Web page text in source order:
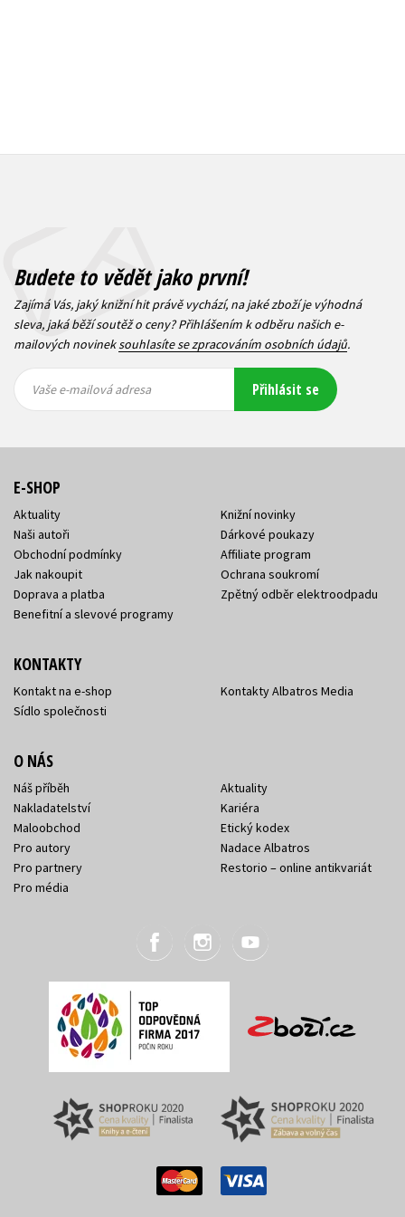
Budete to vědět jako první!
Zajímá Vás, jaký knižní hit právě vychází, na jaké zboží je výhodná
sleva, jaká běží soutěž o ceny? Přihlášením k odběru našich e-
mailových novineksouhlasíte se zpracováním osobních údajů.
mailová
mailová
Vaše e-mailová adresa Přihlásit se
E-SHOP
Aktuality
Naši autoři
Obchodní podmínky
Jak nakoupit
Doprava a platba
Benefitní a slevové programy
Knižní novinky
Dárkové poukazy
Affiliate program
Ochrana soukromí
Zpětný odběr elektroodpadu
KONTAKTY
Kontakt na e-shop
Sídlo společnosti
Kontakty Albatros Media
O NÁS
Náš příběh
Nakladatelství
Maloobchod
Pro autory
Pro partnery
Pro média
Aktuality
Kariéra
Etický kodex
Nadace Albatros
Restorio – online antikvariát